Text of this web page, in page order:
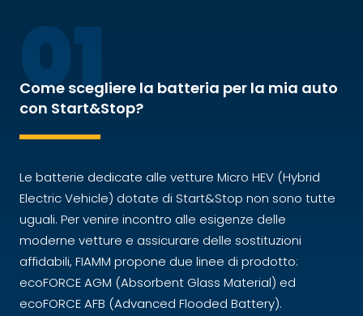
01
Come scegliere la batteria per la mia auto
con Start&Stop?
Le batterie dedicate alle vetture Micro HEV (Hybrid
Electric Vehicle) dotate di Start&Stop non sono tutte
uguali. Per venire incontro alle esigenze delle
moderne vetture e assicurare delle sostituzioni
affidabili, FIAMM propone due linee di prodotto:
ecoFORCE AGM (Absorbent Glass Material) ed
ecoFORCE AFB (Advanced Flooded Battery).